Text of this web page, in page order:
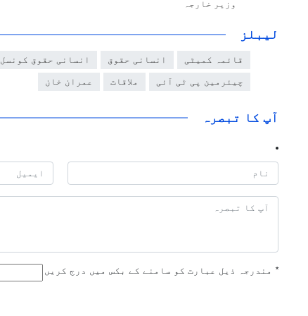
وزیر خارجہ
لیبلز
قائمہ کمیٹی انسانی حقوق انسانی حقوق کونسل
چیئرمین پی ٹی آئی ملاقات عمران خان
آپ کا تبصرہ
* مندرجہ ذیل عبارت کو سامنے کے بکس میں درج کریں